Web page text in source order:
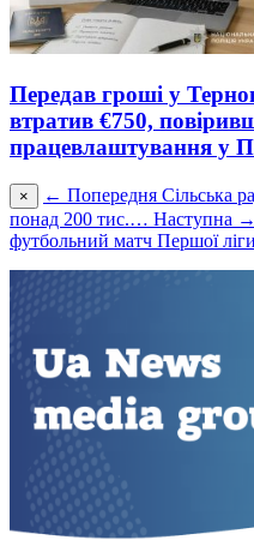
Передав гроші у
втратив €750,
працевлаштування у
× ← Попередня Сільська
понад 200 тис.… Наступна →
футбольний матч Першої